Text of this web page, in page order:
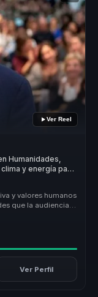
Ver Reel
Humanidades,
y energía para
y valores humanos
que la audiencia
Ver Perfil